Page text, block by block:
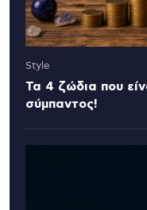
Style
Τα 4 ζώδια που
σύμπαντος!